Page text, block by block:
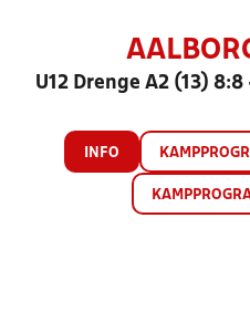
U12 Drenge A2 (13)
INFO